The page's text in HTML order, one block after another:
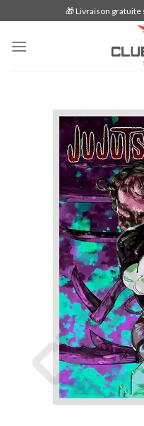
to
content
🎁 Livraison